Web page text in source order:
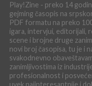
Play!Zine - preko 14
gejming časopis na
PDF formatu na preko
igara, intervjui, editorijali,
scene i brojne druge
novi broj časopisa, tu je i
svakodnevno
zanimljivostima iz
profesionalnost i